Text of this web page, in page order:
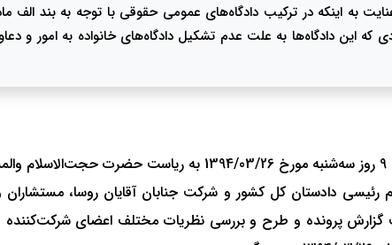
این دادگاه‌ها به علت عدم تشکیل دادگاه‌های خانواده به امور و
جلسه هیات عمومی دیوان عالی کشور در مورد پرونده وحدت رویه ردیف 94/7 راس ساعت 9
دادستان کل کشور و شرکت جنابان آقایان روسا،
گزارش پرونده و طرح و بررسی نظریات مختلف اعضای